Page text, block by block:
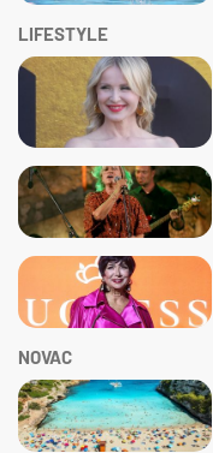
NOVAC
LIFESTYLE